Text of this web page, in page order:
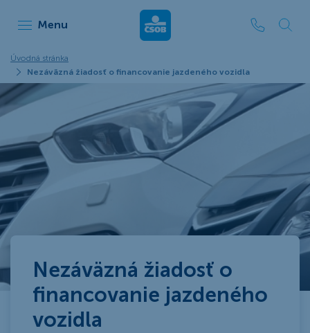
Menu ČSOB Leasing
Úvodná stránka
Nezáväzná žiadosť o financovanie jazdeného vozidla
Nezáväzná žiadosť o
financovanie jazdeného
vozidla